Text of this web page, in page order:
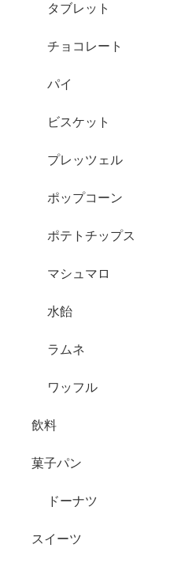
タブレット
チョコレート
パイ
ビスケット
プレッツェル
ポップコーン
ポテトチップス
マシュマロ
水飴
ラムネ
ワッフル
飲料
菓子パン
ドーナツ
スイーツ